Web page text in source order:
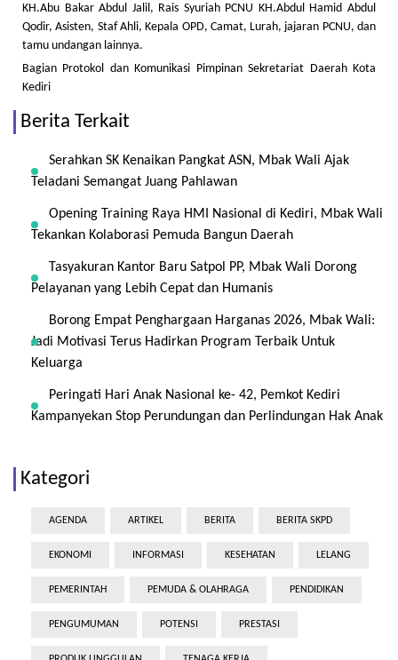
KH.Abu Bakar Abdul Jalil, Rais Syuriah PCNU KH.Abdul Hamid Abdul
Qodir, Asisten, Staf Ahli, Kepala OPD, Camat, Lurah, jajaran PCNU, dan
tamu undangan lainnya.
Bagian Protokol dan Komunikasi Pimpinan Sekretariat Daerah Kota
Kediri
Berita Terkait
Serahkan SK Kenaikan Pangkat ASN, Mbak Wali Ajak
Teladani Semangat Juang Pahlawan
Opening Training Raya HMI Nasional di Kediri, Mbak Wali
Tekankan Kolaborasi Pemuda Bangun Daerah
Tasyakuran Kantor Baru Satpol PP, Mbak Wali Dorong
Pelayanan yang Lebih Cepat dan Humanis
Borong Empat Penghargaan Harganas 2026, Mbak Wali:
Jadi Motivasi Terus Hadirkan Program Terbaik Untuk
Keluarga
Peringati Hari Anak Nasional ke- 42, Pemkot Kediri
Kampanyekan Stop Perundungan dan Perlindungan Hak Anak
Kategori
AGENDA ARTIKEL BERITA BERITA SKPD
EKONOMI INFORMASI KESEHATAN LELANG
PEMERINTAH PEMUDA & OLAHRAGA PENDIDIKAN
PENGUMUMAN POTENSI PRESTASI